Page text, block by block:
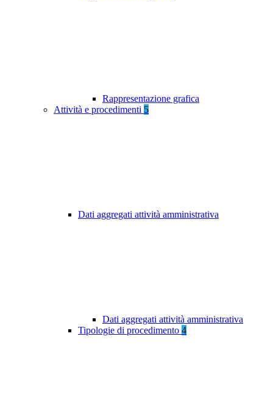
Rappresentazione grafica
Attività e procedimenti 5
Dati aggregati attività amministrativa
Dati aggregati attività amministrativa
Tipologie di procedimento 4